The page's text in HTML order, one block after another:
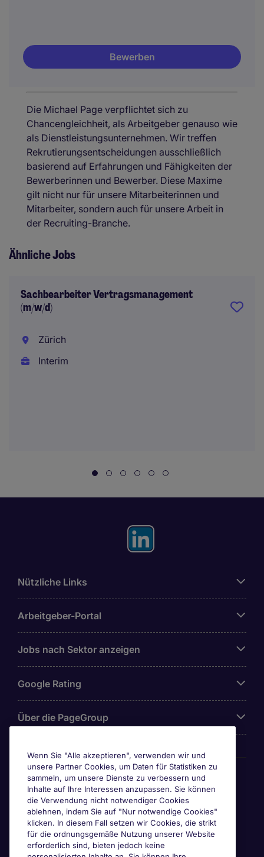
Bewerben
Die Michael Page verpflichtet sich zu
Chancengleichheit, als Arbeitgeber genauso wie
als Dienstleistungsunternehmen. Wir treffen
Rekrutierungsentscheidungen ausschließlich
basierend auf Erfahrungen und Fähigkeiten der
Bewerberinnen und Bewerber. Diese Maxime
gilt nicht nur für unsere Mitarbeiterinnen und
Mitarbeiter, sondern auch für unsere Arbeit in
der Recruiting-Branche.
Ähnliche Jobs
Sachbearbeiter Vertragsmanagement
(m/w/d)
Zürich
Interim
Nützliche Links
Arbeitgeber-Portal
Jobs nach Sektor anzeigen
Google Rating
Über die PageGroup
Awards
Wenn Sie "Alle akzeptieren", verwenden wir und
unsere Partner Cookies, um Daten für Statistiken zu
sammeln, um unsere Dienste zu verbessern und
Inhalte auf Ihre Interessen anzupassen. Sie können
die Verwendung nicht notwendiger Cookies
ablehnen, indem Sie auf "Nur notwendige Cookies"
klicken. In diesem Fall setzen wir Cookies, die strikt
für die ordnungsgemäße Nutzung unserer Website
erforderlich sind, bieten jedoch keine